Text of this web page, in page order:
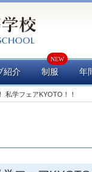
紹介 制服 年
学フェアKYOTO！！